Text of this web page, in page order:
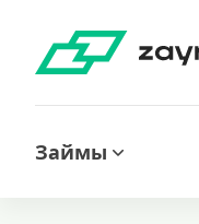
Займы